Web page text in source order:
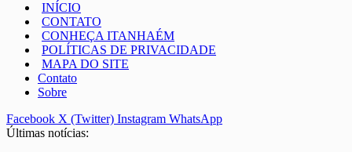
INÍCIO
CONTATO
CONHEÇA ITANHAÉM
POLÍTICAS DE PRIVACIDADE
MAPA DO SITE
Contato
Sobre
Facebook X (Twitter) Instagram WhatsApp
Últimas notícias: